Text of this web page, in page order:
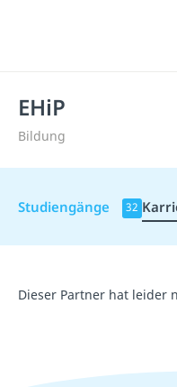
EHiP
Bildung
Studiengänge 32
Dieser Partner hat leider